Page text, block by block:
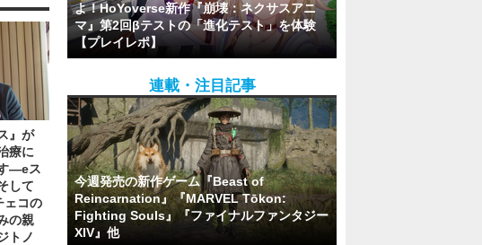
』が
療に
―eス
して
ェコの
の親
トノ
よ！HoYoverse新作『崩壊：ネクサスアニ
マ』第2回βテストの「進化テスト」を体験
【プレイレポ】
連載・注目記事
今週発売の新作ゲーム『Beast of
Reincarnation』『MARVEL Tōkon:
Fighting Souls』『ファイナルファンタジー
XIV』他